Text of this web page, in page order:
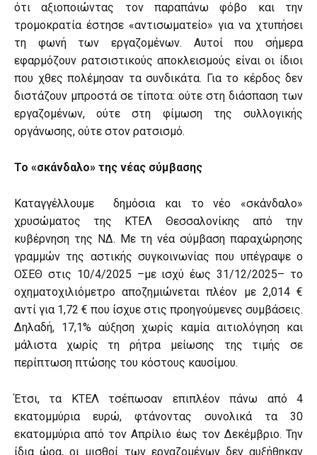
ότι αξιοποιώντας τον παραπάνω φόβο και την
τρομοκρατία έστησε «αντισωματείο» για να χτυπήσει
τη φωνή των εργαζομένων. Αυτοί που σήμερα
εφαρμόζουν ρατσιστικούς αποκλεισμούς είναι οι ίδιοι
που χθες πολέμησαν τα συνδικάτα. Για το κέρδος δεν
διστάζουν μπροστά σε τίποτα: ούτε στη διάσπαση των
εργαζομένων, ούτε στη φίμωση της συλλογικής
οργάνωσης, ούτε στον ρατσισμό.
Το «σκάνδαλο» της νέας σύμβασης
Καταγγέλλουμε δημόσια και το νέο «σκάνδαλο»
χρυσώματος της ΚΤΕΛ Θεσσαλονίκης από την
κυβέρνηση της ΝΔ. Με τη νέα σύμβαση παραχώρησης
γραμμών της αστικής συγκοινωνίας που υπέγραψε ο
ΟΣΕΘ στις 10/4/2025 –με ισχύ έως 31/12/2025– το
οχηματοχιλιόμετρο αποζημιώνεται πλέον με 2,014 €
αντί για 1,72 € που ίσχυε στις προηγούμενες συμβάσεις.
Δηλαδή, 17,1% αύξηση χωρίς καμία αιτιολόγηση και
μάλιστα χωρίς τη ρήτρα μείωσης της τιμής σε
περίπτωση πτώσης του κόστους καυσίμου.
Έτσι, τα ΚΤΕΛ τσέπωσαν επιπλέον πάνω από 4
εκατομμύρια ευρώ, φτάνοντας συνολικά τα 30
εκατομμύρια από τον Απρίλιο έως τον Δεκέμβριο. Την
ίδια ώρα, οι μισθοί των εργαζομένων δεν αυξήθηκαν